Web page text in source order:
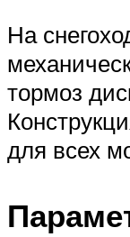
На
тормоз
для всех